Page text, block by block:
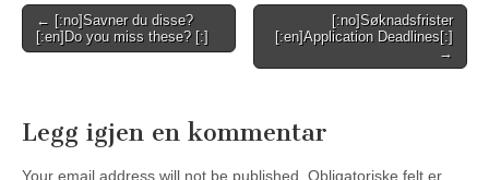
Post
navigation
← [:no]Savner du disse?
[:en]Do you miss these? [:]
[:no]Søknadsfrister
[:en]Application Deadlines[:]
→
Legg igjen en kommentar
Your email address will not be published. Obligatoriske felt er